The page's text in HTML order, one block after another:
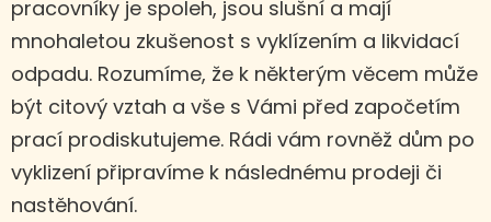
pracovníky je spoleh, jsou slušní a mají
mnohaletou zkušenost s vyklízením a likvidací
odpadu. Rozumíme, že k některým věcem může
být citový vztah a vše s Vámi před započetím
prací prodiskutujeme. Rádi vám rovněž dům po
vyklizení připravíme k následnému prodeji či
nastěhování.